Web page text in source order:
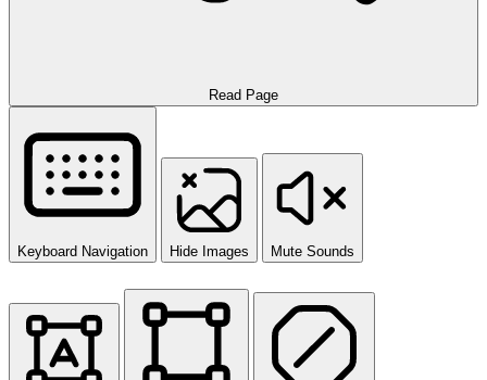
Read Page
Keyboard Navigation Hide Images Mute Sounds